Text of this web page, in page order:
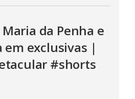
da Penha e
em exclusivas |
#shorts